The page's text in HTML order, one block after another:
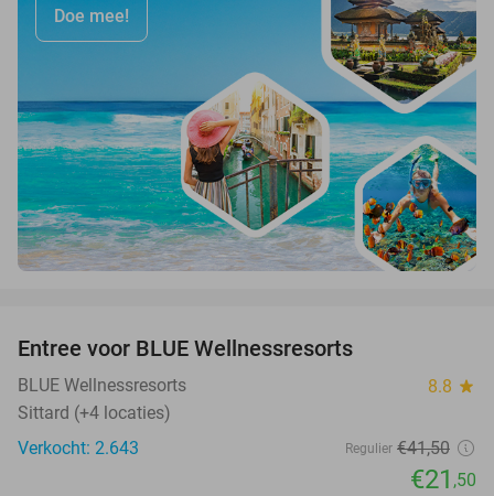
Doe mee!
Entree voor BLUE Wellnessresorts
BLUE Wellnessresorts 8.8 star
Sittard (+4 locaties)
Verkocht: 2.643
Regulier €41,50
€21 ,50